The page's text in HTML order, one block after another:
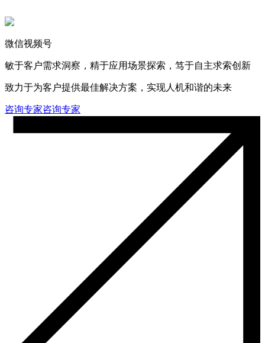
微信视频号
敏于客户需求洞察，精于应用场景探索，笃于自主求索创新
致力于为客户提供最佳解决方案，实现人机和谐的未来
咨询专家咨询专家